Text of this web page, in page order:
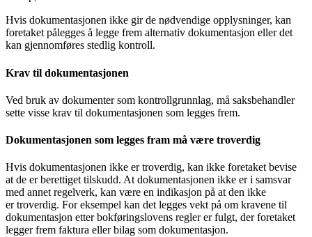
Hvis dokumentasjonen ikke gir de nødvendige opplysninger, kan
foretaket pålegges å legge frem alternativ dokumentasjon eller det
kan gjennomføres stedlig kontroll.
Krav til dokumentasjonen
Ved bruk av dokumenter som kontrollgrunnlag, må saksbehandler
sette visse krav til dokumentasjonen som legges frem.
Dokumentasjonen som legges fram må være troverdig
Hvis dokumentasjonen ikke er troverdig, kan ikke foretaket bevise
at de er berettiget tilskudd. At dokumentasjonen ikke er i samsvar
med annet regelverk, kan være en indikasjon på at den ikke
er troverdig. For eksempel kan det legges vekt på om kravene til
dokumentasjon etter bokføringslovens regler er fulgt, der foretaket
legger frem faktura eller bilag som dokumentasjon.